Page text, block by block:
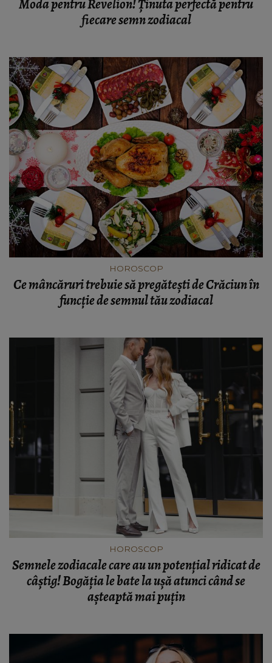
Moda pentru Revelion! Ținuta perfectă pentru
fiecare semn zodiacal
HOROSCOP
Ce mâncăruri trebuie să pregătești de Crăciun în
funcție de semnul tău zodiacal
HOROSCOP
Semnele zodiacale care au un potențial ridicat de
câștig! Bogăția le bate la ușă atunci când se
așteaptă mai puțin